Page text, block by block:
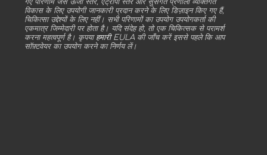
गए परिणाम जैसे ऊर्जा स्तर, एंट्रॉपी स्तर और सुसंगत प्रणाली व्यक्तिगत
विकास के लिए उपयोगी जानकारी प्रदान करने के लिए डिज़ाइन किए गए हैं,
चिकित्सा उद्देश्यों के लिए नहीं। सभी परिणामों का उपयोग उपयोगकर्ता की
एकमात्र जिम्मेदारी पर होता है। यदि संदेह हो, तो एक चिकित्सक से परामर्श
करना महत्वपूर्ण है। कृपया हमारी EULA की जाँच करें इससे पहले कि आप
सॉफ़्टवेयर का उपयोग करने का निर्णय लें।